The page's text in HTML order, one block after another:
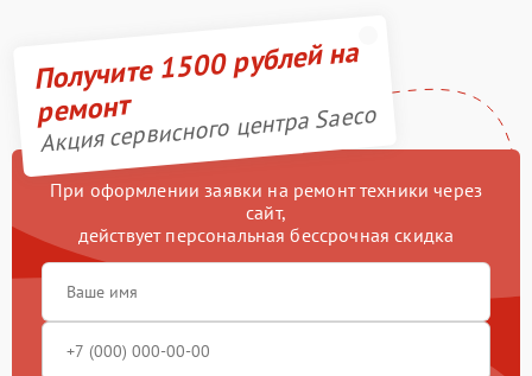
Получите 1500 рублей на
ремонт
Акция сервисного центра Saeco
При оформлении заявки на ремонт техники через
сайт,
действует персональная бессрочная скидка